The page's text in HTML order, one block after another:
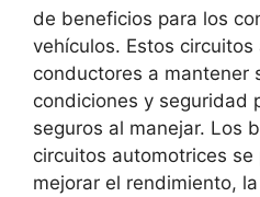
de beneficios para los
vehículos. Estos circuitos
conductores a mantener
condiciones y seguridad
seguros al manejar. Los
circuitos automotrices
mejorar el rendimiento,